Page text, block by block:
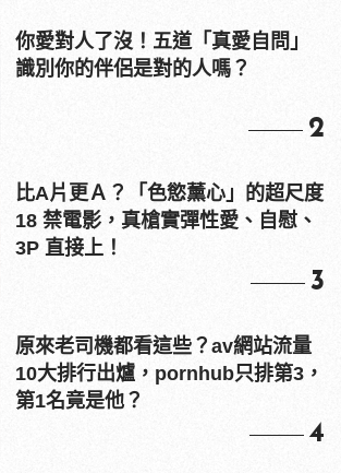
你愛對人了沒！五道「真愛自問」
識別你的伴侶是對的人嗎？
2
比A片更Ａ？「色慾薰心」的超尺度
18 禁電影，真槍實彈性愛、自慰、
3P 直接上！
3
原來老司機都看這些？av網站流量
10大排行出爐，pornhub只排第3，
第1名竟是他？
4